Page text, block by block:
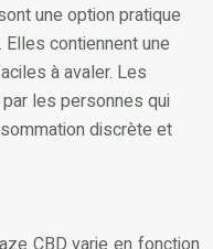
une option pratique
contiennent une
à avaler. Les
les personnes qui
discrète et